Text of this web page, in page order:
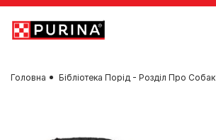
Skip to main content
Головна Бібліотека Порід - Розділ Про Собак